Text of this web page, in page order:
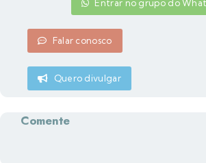
Entrar no grupo do
Falar conosco
Quero divulgar
Comente